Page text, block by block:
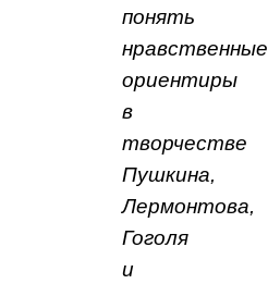
понять
нравственные
ориентиры
в
творчестве
Пушкина,
Лермонтова,
Гоголя
и